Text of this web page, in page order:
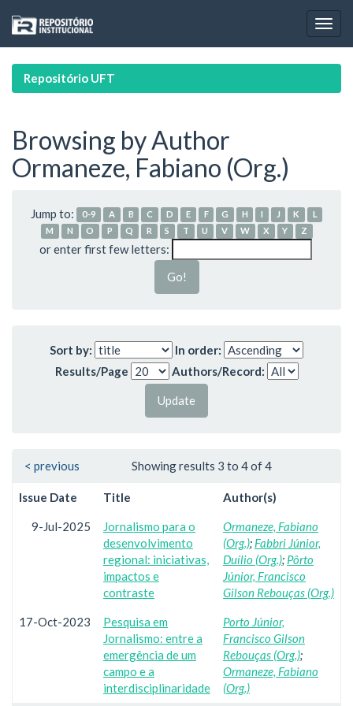
navigation
Repositório UFT
Browsing by Author
Ormaneze, Fabiano (Org.)
Jump to: 0-9 A B C D E F G H I J K
L
M
N O P Q R S T U V W X Y Z
or enter first few letters:
Sort by:
In order:
Results/Page
Authors/Record:
Showing results 3 to 4 of 4
< previous
Issue Date Title Author(s)
9-Jul-2025
Jornalismo para o
desenvolvimento
regional: iniciativas,
impactos e
contraste
Ormaneze, Fabiano
(Org.); Fabbri Júnior,
Duílio (Org.); Pôrto
Júnior, Francisco
Gilson Rebouças (Org.)
17-Oct-2023
Pesquisa em
Jornalismo: entre a
emergência de um
campo e a
interdisciplinaridade
Porto Júnior,
Francisco Gilson
Rebouças (Org.);
Ormaneze, Fabiano
(Org.)